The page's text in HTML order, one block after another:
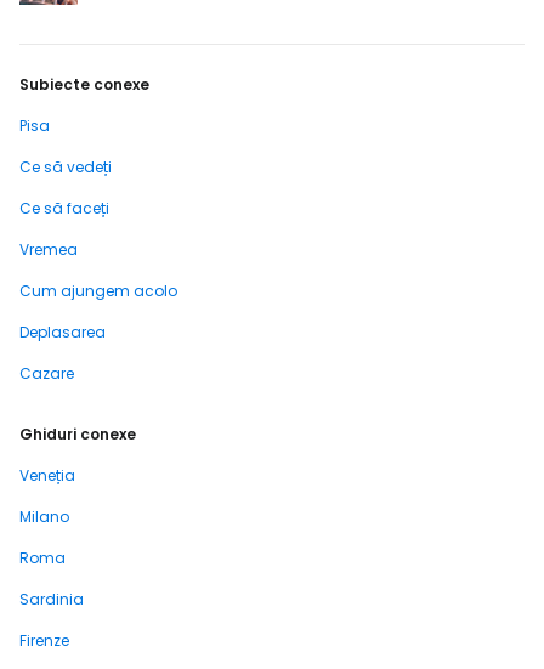
Subiecte conexe
Pisa
Ce să vedeți
Ce să faceți
Vremea
Cum ajungem acolo
Deplasarea
Cazare
Ghiduri conexe
Veneția
Milano
Roma
Sardinia
Firenze